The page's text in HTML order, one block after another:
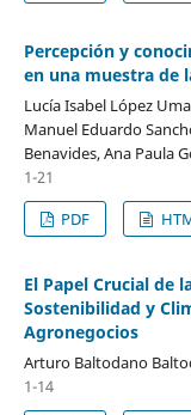
Percepción y
en una muestra de
Lucía Isabel López
Manuel Eduardo
Benavides, Ana Paula
1-21
PDF
El Papel Crucial de
Sostenibilidad y
Agronegocios
Arturo Baltodano
1-14